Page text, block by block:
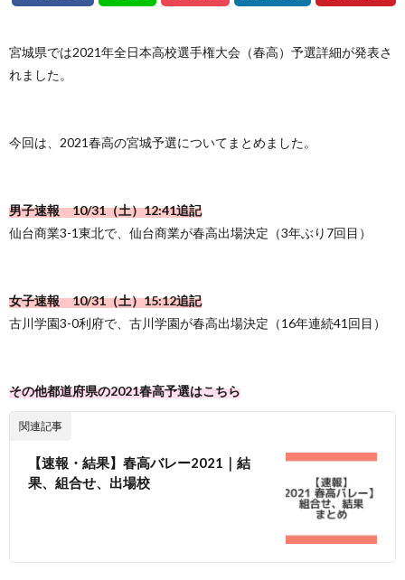
宮城県では2021年全日本高校選手権大会（春高）予選詳細が発表さ
れました。
今回は、2021春高の宮城予選についてまとめました。
男子速報 10/31（土）12:41追記
仙台商業3-1東北で、仙台商業が春高出場決定（3年ぶり7回目）
女子速報 10/31（土）15:12追記
古川学園3-0利府で、古川学園が春高出場決定（16年連続41回目）
その他都道府県の2021春高予選はこちら
関連記事
【速報・結果】春高バレー2021｜結
果、組合せ、出場校